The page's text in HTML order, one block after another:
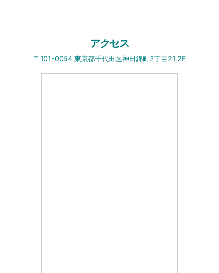
アクセス
〒101-0054 東京都千代田区神田錦町3丁目21 2F